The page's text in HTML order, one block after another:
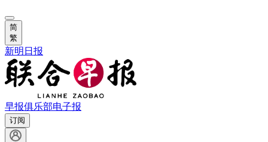
简
繁
新明日报
早报俱乐部电子报
订阅